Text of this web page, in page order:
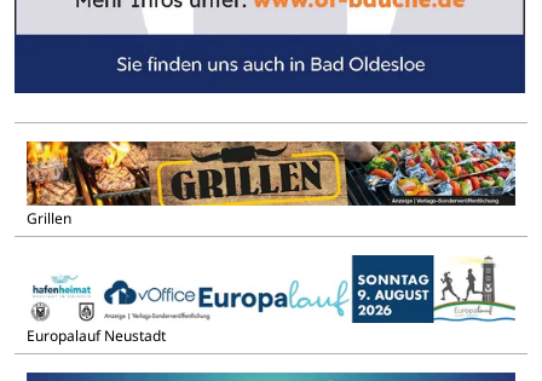
Grillen
Europalauf Neustadt